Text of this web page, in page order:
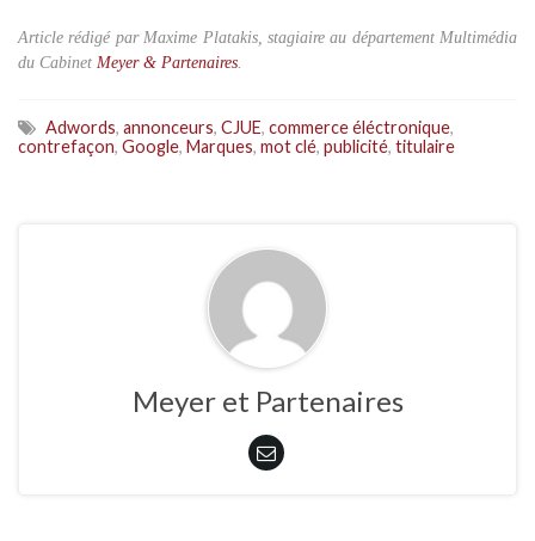
Article rédigé par Maxime Platakis, stagiaire au département Multimédia
du Cabinet Meyer & Partenaires.
Adwords, annonceurs, CJUE, commerce éléctronique,
contrefaçon, Google, Marques, mot clé, publicité, titulaire
Meyer et Partenaires